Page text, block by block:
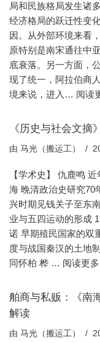
局和民族格局发生诸
经济格局的跃迁性变
因。从外部环境来看
原特别是南宋通往中
底衰落。另一方面，
现了统一，阿拉伯商
境来说，进入… 阅读
《历史与社会文摘
由 马光（搬运工）
【学术史】 仇鹿鸣
海 晚清政治史研究70
兴时期见钱关子至东
业与五四运动的形成
诺 早期殖民国家的双
度与战国秦汉的土地
同怀柏 桦 … 阅读更
舶商与私贩：《南
解读
由 马光（搬运工）